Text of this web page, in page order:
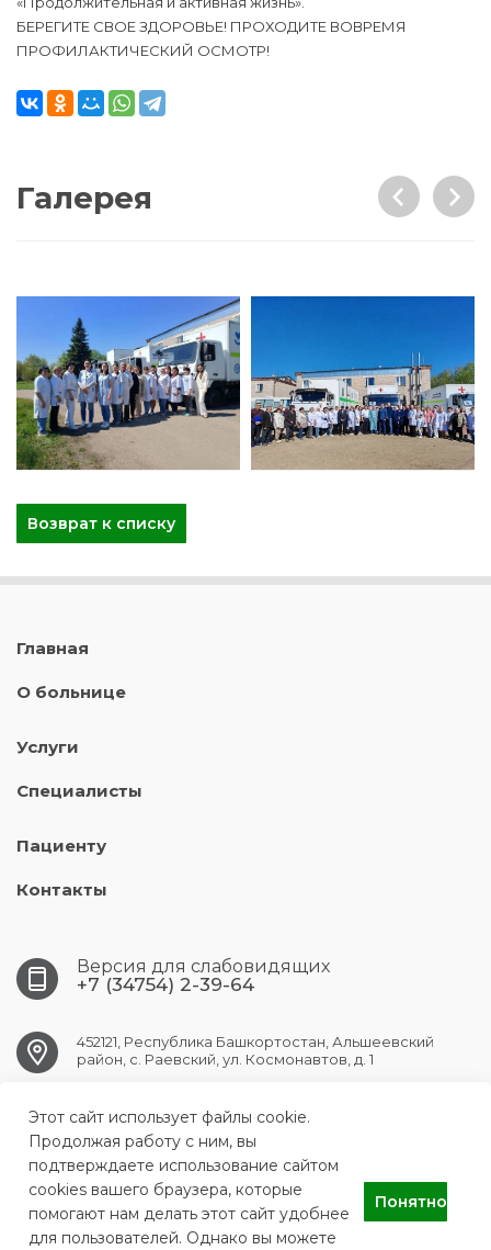
БЕРЕГИТЕ СВОЕ ЗДОРОВЬЕ! ПРОХОДИТЕ ВОВРЕМЯ
ПРОФИЛАКТИЧЕСКИЙ ОСМОТР!
Галерея
Возврат к списку
Главная
О больнице
Услуги
Специалисты
Пациенту
Контакты
Версия для слабовидящих
+7 (34754) 2-39-64
452121, Республика Башкортостан, Альшеевский
район, с. Раевский, ул. Космонавтов, д. 1
RAEVSK.CRB@doctorrb.ru
ГБУЗ РБ Раевская ЦРБ
Этот сайт использует файлы cookie.
Продолжая работу с ним, вы
подтверждаете использование сайтом
cookies вашего браузера, которые
помогают нам делать этот сайт удобнее
для пользователей. Однако вы можете
Понятно